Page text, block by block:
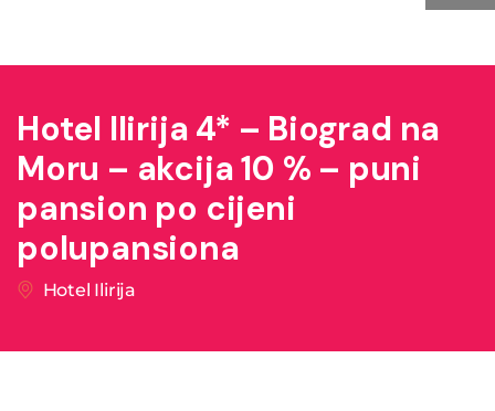
Hotel Ilirija 4* – Biograd na
Moru – akcija 10 % – puni
pansion po cijeni
polupansiona
Hotel Ilirija